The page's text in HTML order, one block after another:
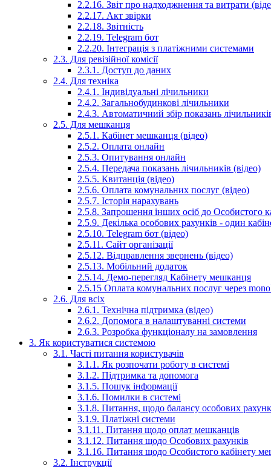
2.2.16. Звіт про надходжнення та витрати
2.2.17. Акт звірки
2.2.18. Звітність
2.2.19. Telegram бот
2.2.20. Інтеграція з платіжними системами
2.3. Для ревізійної комісії
2.3.1. Доступ до даних
2.4. Для техніка
2.4.1. Індивідуальні лічильники
2.4.2. Загальнобудинкові лічильники
2.4.3. Автоматичний збір показань
2.5. Для мешканця
2.5.1. Кабінет мешканця (відео)
2.5.2. Оплата онлайн
2.5.3. Опитування онлайн
2.5.4. Передача показань лічильників (відео)
2.5.5. Квитанція (відео)
2.5.6. Оплата комунальних послуг (відео)
2.5.7. Історія нарахувань
2.5.8. Запрошення інших осіб до Особистого
2.5.9. Декілька особових рахунків - один
2.5.10. Telegram бот (відео)
2.5.11. Сайт організації
2.5.12. Відправлення звернень (відео)
2.5.13. Мобільний додаток
2.5.14. Демо-перегляд Кабінету мешканця
2.5.15 Оплата комунальних послуг через
2.6. Для всіх
2.6.1. Технічна підтримка (відео)
2.6.2. Допомога в налаштуванні системи
2.6.3. Розробка функціоналу на замовлення
3. Як користуватися системою
3.1. Часті питання користувачів
3.1.1. Як розпочати роботу в системі
3.1.2. Підтримка та допомога
3.1.5. Пошук інформації
3.1.6. Помилки в системі
3.1.8. Питання, щодо балансу особових
3.1.9. Платіжні системи
3.1.11. Питання щодо оплат мешканців
3.1.12. Питання щодо Особових рахунків
3.1.16. Питання щодо Особистого кабінету
3.2. Інструкції